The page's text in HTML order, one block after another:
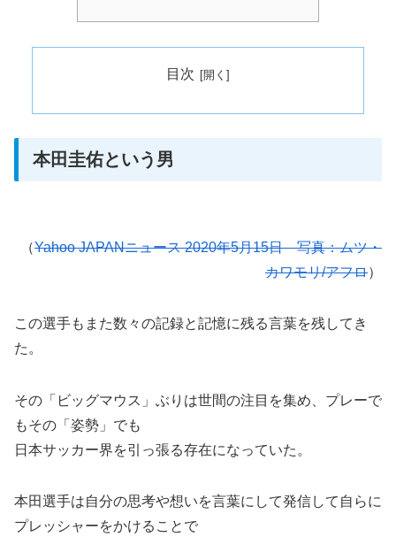
目次
本田圭佑という男
（Yahoo JAPANニュース 2020年5月15日 写真：ムツ・
カワモリ/アフロ）
この選手もまた数々の記録と記憶に残る言葉を残してき
た。
その「ビッグマウス」ぶりは世間の注目を集め、プレーで
もその「姿勢」でも
日本サッカー界を引っ張る存在になっていた。
本田選手は自分の思考や想いを言葉にして発信して自らに
プレッシャーをかけることで